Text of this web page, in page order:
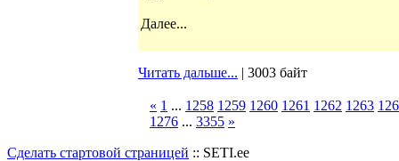
Далее...
Читать дальше... | 3003 байт
« 1 ... 1258 1259 1260 1261 1262 1263
1276 ... 3355 »
Сделать стартовой страницей :: SETI.ee